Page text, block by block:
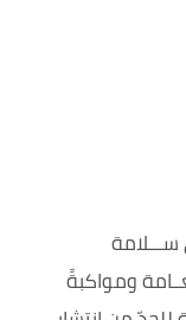
على ســـلامة
ومواكبةً